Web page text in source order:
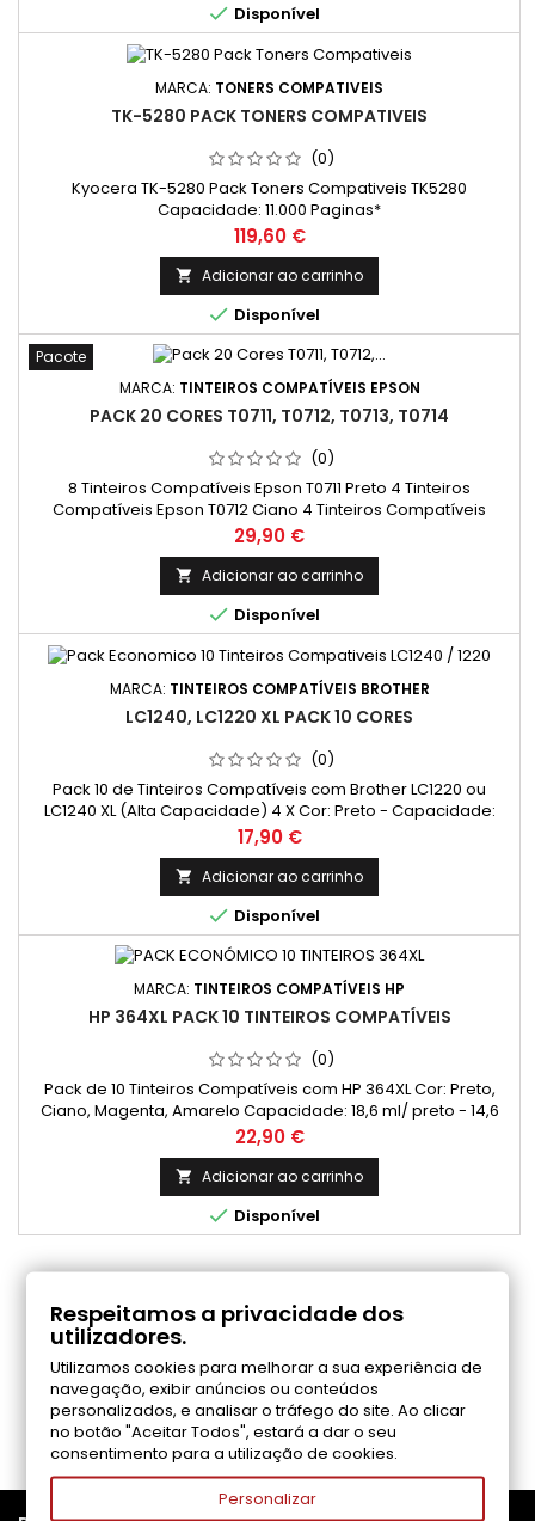
 Disponível
MARCA: TONERS COMPATIVEIS
TK-5280 PACK TONERS COMPATIVEIS
(0)
Kyocera TK-5280 Pack Toners Compativeis TK5280
Capacidade: 11.000 Paginas*
Preço
119,60 €
 Adicionar ao carrinho
 Disponível
Pacote
MARCA: TINTEIROS COMPATÍVEIS EPSON
PACK 20 CORES T0711, T0712, T0713, T0714
(0)
8 Tinteiros Compatíveis Epson T0711 Preto 4 Tinteiros
Compatíveis Epson T0712 Ciano 4 Tinteiros Compatíveis
Epson T0713 Magenta 4 Tinteiros Compatíveis Epson T0714
Amarelo
Preço
29,90 €
 Adicionar ao carrinho
 Disponível
MARCA: TINTEIROS COMPATÍVEIS BROTHER
LC1240, LC1220 XL PACK 10 CORES
(0)
Pack 10 de Tinteiros Compatíveis com Brother LC1220 ou
LC1240 XL (Alta Capacidade) 4 X Cor: Preto - Capacidade:
32,6 ml 2 X Cor: Ciano - Capacidade: 16,6 ml 2 X Cor: Magenta
- Capacidade: 16,6 ml 2 X Cor: Amarelo - Capacidade: 16,6 ml
Preço
17,90 €
 Adicionar ao carrinho
 Disponível
MARCA: TINTEIROS COMPATÍVEIS HP
HP 364XL PACK 10 TINTEIROS COMPATÍVEIS
(0)
Pack de 10 Tinteiros Compatíveis com HP 364XL Cor: Preto,
Ciano, Magenta, Amarelo Capacidade: 18,6 ml/ preto - 14,6
ml/ cada cor Rendimento Médio: 550 Páginas* / preto - 750
Páginas*/ cada cor
Preço
22,90 €
 Adicionar ao carrinho
 Disponível
COMENTÁRIOS (0)
Seja o primeiro a fazer uma avaliação
Respeitamos a privacidade dos
utilizadores.
Utilizamos cookies para melhorar a sua experiência de
navegação, exibir anúncios ou conteúdos
personalizados, e analisar o tráfego do site. Ao clicar
no botão "Aceitar Todos", estará a dar o seu
consentimento para a utilização de cookies.
Personalizar